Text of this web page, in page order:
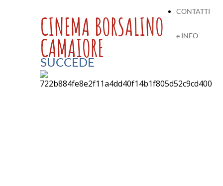
CONTATTI
e INFO
CINEMA BORSALINO
CAMAIORE
SUCCEDE